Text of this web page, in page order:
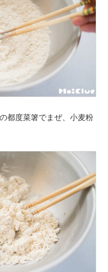
都度菜箸でまぜ、小麦粉